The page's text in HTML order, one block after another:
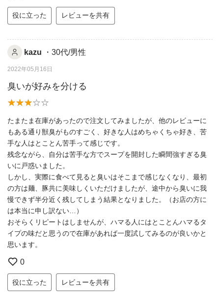
役に立った レビューを共有
kazu ・30代/男性
2022年05月16日
臭いが好みを分ける
たまたま在庫があったので注文してみましたが、他のレビューに
もある通り獣臭がものすごく、好きな人はめちゃくちゃ好き、苦
手な人はとことん苦手って感じです。
残念ながら、自分は苦手な方でスープを開封した瞬間強すぎる臭
いに戸惑いました。
しかし、実際に食べて見ると臭いはそこまで感じなくなり、最初
の方は麺、豚共に美味しくいただけましたが、途中から臭いに我
慢できず半分近く残してしまう結果となりました。（お店の方に
は本当に申し訳ない…）
おそらくリピートはしませんが、ハマる人にはとことんハマるタ
イプの味だと思うので在庫があれば一度試してみるのが良いかと
思います。
0
役に立った レビューを共有